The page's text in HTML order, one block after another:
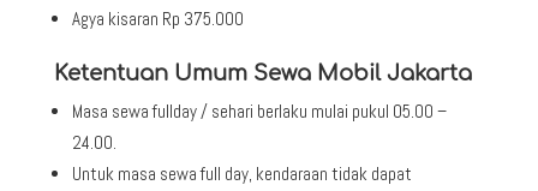
Agya kisaran Rp 375.000
Ketentuan Umum Sewa Mobil Jakarta
Masa sewa fullday / sehari berlaku mulai pukul 05.00 –
24.00.
Untuk masa sewa full day, kendaraan tidak dapat